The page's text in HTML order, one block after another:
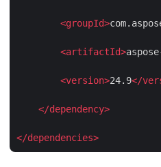
<groupId>
<artifactId>
<version>24.9</
</dependency
</dependencies